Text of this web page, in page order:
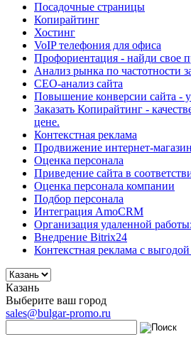
Посадочные страницы
Копирайтинг
Хостинг
VoIP телефония для офиса
Профориентация - найди свое
Анализ рынка по частотности
СЕО-анализ сайта
Повышение конверсии сайта -
Заказать Копирайтинг -
цене.
Контекстная реклама
Продвижение интернет-
Оценка персонала
Приведение сайта в
Оценка персонала компании
Подбор персонала
Интеграция AmoCRM
Организация удаленной
Внедрение Bitrix24
Контекстная реклама с
Казань
Выберите ваш город
sales@bulgar-promo.ru